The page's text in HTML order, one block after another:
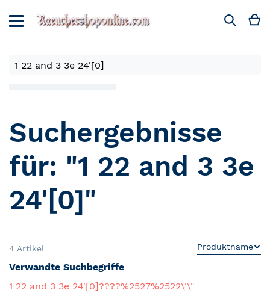
zum
Inhalt
Suche
Suchergebnisse
für: "1 22 and 3 3e
24'[0]"
4 Artikel
Verwandte Suchbegriffe
1 22 and 3 3e 24'[0]????%2527%2522\'\"